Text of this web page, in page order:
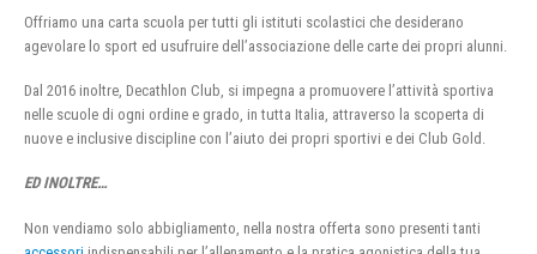
Offriamo una carta scuola per tutti gli istituti scolastici che desiderano
agevolare lo sport ed usufruire dell’associazione delle carte dei propri alunni.
Dal 2016 inoltre, Decathlon Club, si impegna a promuovere l’attività sportiva
nelle scuole di ogni ordine e grado, in tutta Italia, attraverso la scoperta di
nuove e inclusive discipline con l’aiuto dei propri sportivi e dei Club Gold.
ED INOLTRE…
Non vendiamo solo abbigliamento, nella nostra offerta sono presenti tanti